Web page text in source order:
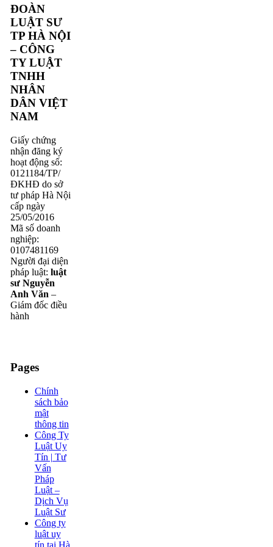
ĐOÀN
LUẬT SƯ
TP HÀ NỘI
– CÔNG
TY LUẬT
TNHH
NHÂN
DÂN VIỆT
NAM
Giấy chứng
nhận đăng ký
hoạt động số:
0121184/TP/
ĐKHĐ do sở
tư pháp Hà Nội
cấp ngày
25/05/2016
Mã số doanh
nghiệp:
0107481169
Người đại diện
pháp luật: luật
sư Nguyễn
Anh Văn –
Giám đốc điều
hành
Pages
Chính
sách bảo
mật
thông tin
Công Ty
Luật Uy
Tín | Tư
Vấn
Pháp
Luật –
Dịch Vụ
Luật Sư
Công ty
luật uy
tín tại Hà